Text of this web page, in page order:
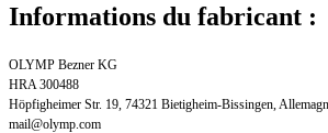
Informations du fabricant :
OLYMP Bezner KG
HRA 300488
Höpfigheimer Str. 19, 74321 Bietigheim-Bissingen,
mail@olymp.com